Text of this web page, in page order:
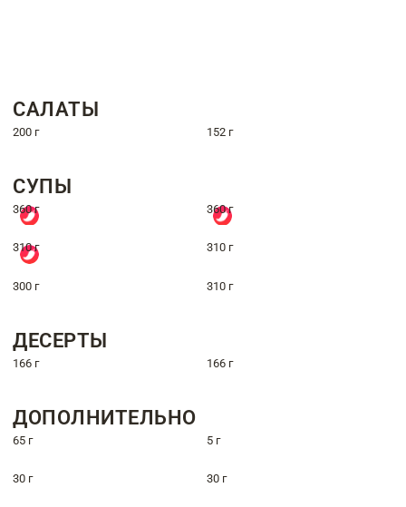
САЛАТЫ
200 г 152 г
СУПЫ
360 г 360 г
310 г 310 г
300 г 310 г
ДЕСЕРТЫ
166 г 166 г
ДОПОЛНИТЕЛЬНО
65 г 5 г
30 г 30 г